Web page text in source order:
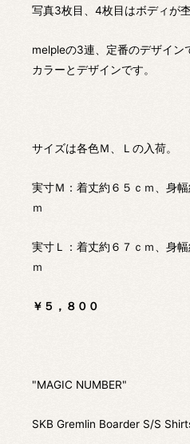
写真3枚目、4枚目はボディが
melpleの3連、定番のデザイン
カラーとデザインです。
サイズは各色Ｍ、Ｌの入荷。
実寸Ｍ：着丈約６５ｃｍ、身
ｍ
実寸Ｌ：着丈約６７ｃｍ、身
ｍ
￥５，８００
"MAGIC NUMBER"
SKB Gremlin Boarder S/S